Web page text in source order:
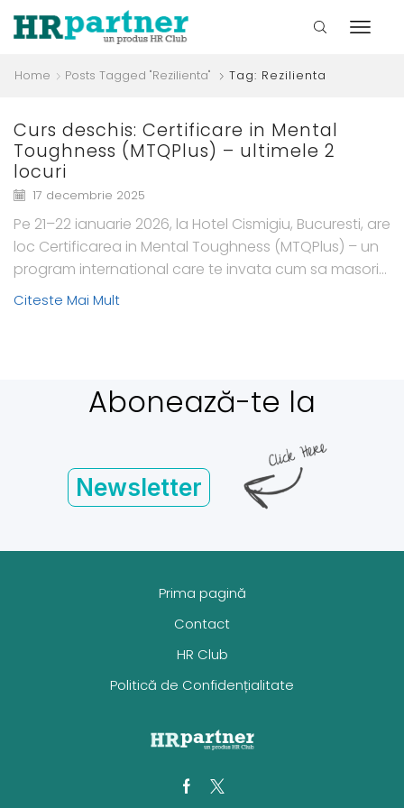
Home Posts Tagged "rezilienta" Tag: Rezilienta
Curs deschis: Certificare in Mental
Toughness (MTQPlus) – ultimele 2
locuri
17 decembrie 2025
Pe 21–22 ianuarie 2026, la Hotel Cismigiu, Bucuresti, are
loc Certificarea in Mental Toughness (MTQPlus) – un
program international care te invata cum sa masori...
Citeste Mai Mult
Abonează-te la
Newsletter
Prima pagină
Contact
HR Club
Politică de Confidențialitate
Facebook
Twitter